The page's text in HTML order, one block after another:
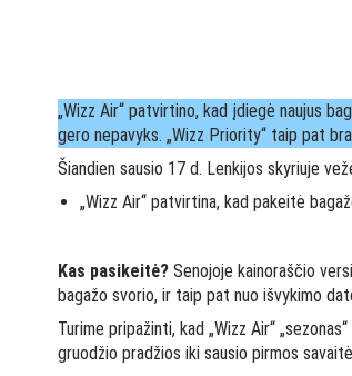
„Wizz Air“ patvirtino, kad įdiegė naujus
gero nepavyks. „Wizz Priority“ taip pat
Šiandien sausio 17 d. Lenkijos skyriuje
„Wizz Air“ patvirtina, kad pakeitė
Kas pasikeitė? Senojoje kainoraščio
bagažo svorio, ir taip pat nuo išvykimo
Turime pripažinti, kad „Wizz Air“
gruodžio pradžios iki sausio pirmos